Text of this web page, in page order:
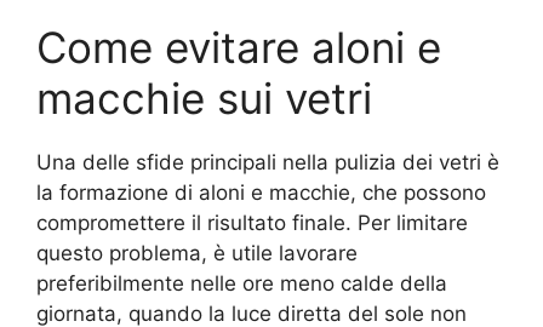
Come evitare aloni e
macchie sui vetri
Una delle sfide principali nella pulizia dei vetri è
la formazione di aloni e macchie, che possono
compromettere il risultato finale. Per limitare
questo problema, è utile lavorare
preferibilmente nelle ore meno calde della
giornata, quando la luce diretta del sole non